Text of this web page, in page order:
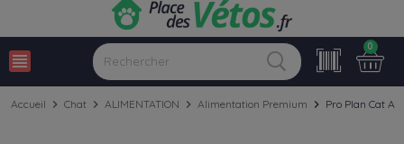
view_headline
0
Accueil chevron_right Chat chevron_right ALIMENTATION chevron_right Alimentation Premium chevron_right Pro Plan Cat